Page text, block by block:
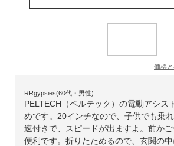
価格
RRgypsies(60代・男性)
PELTECH（ペルテック）の電動アシス
めです。20インチなので、子供でも乗
速付きで、スピードが出ますよ。前か
便利です。折りたためるので、玄関の